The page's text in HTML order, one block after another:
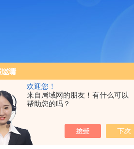
欢迎您！
来自局域网的朋友！有什么可以
帮助您的吗？